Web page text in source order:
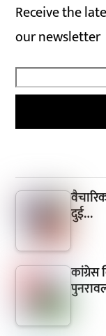
Receive the
our newsletter
दुई…
कांग्रेस